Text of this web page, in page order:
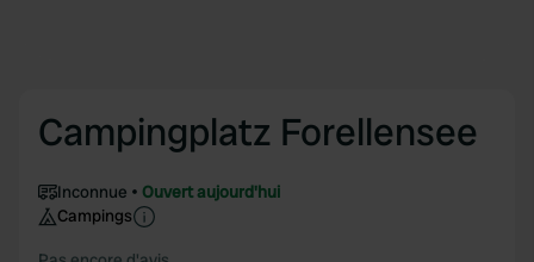
Campingplatz Forellensee
Inconnue
Ouvert aujourd'hui
Campings